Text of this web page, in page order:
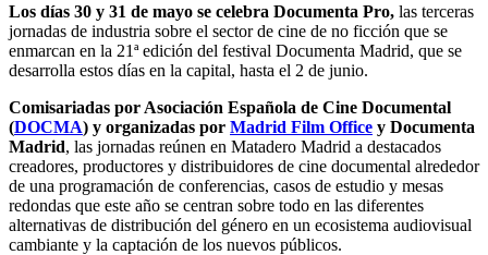
Los días 30 y 31 de mayo se celebra Documenta Pro, las terceras
jornadas de industria sobre el sector de cine de no ficción que se
enmarcan en la 21ª edición del festival Documenta Madrid, que se
desarrolla estos días en la capital, hasta el 2 de junio.
Comisariadas por Asociación Española de Cine Documental
(DOCMA) y organizadas por Madrid Film Office y Documenta
Madrid, las jornadas reúnen en Matadero Madrid a destacados
creadores, productores y distribuidores de cine documental alrededor
de una programación de conferencias, casos de estudio y mesas
redondas que este año se centran sobre todo en las diferentes
alternativas de distribución del género en un ecosistema audiovisual
cambiante y la captación de los nuevos públicos.